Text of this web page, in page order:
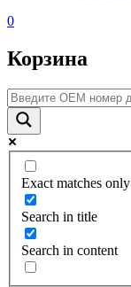
0
Корзина
Exact matches only
Search in title
Search in content